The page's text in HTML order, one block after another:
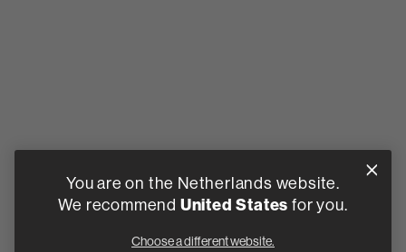
You are on the Netherlands website.
We recommend United States for you.
Choose a different website.